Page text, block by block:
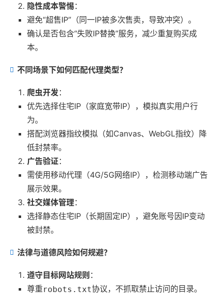
隐性成本警惕 ：
避免“超售IP”（同一IP被多次售卖，导致冲突）。
确认是否包含“失败IP替换”服务，减少重复购买成
本。
不同场景下如何匹配代理类型？
爬虫开发：
优先选择住宅IP（家庭宽带IP），模拟真实用户行
为。
搭配浏览器指纹模拟（如Canvas、WebGL指纹）降
低封禁率。
广告验证：
需使用移动代理（4G/5G网络IP），检测移动端广告
展示效果。
社交媒体管理 ：
选择静态住宅IP（长期固定IP），避免账号因IP变动
被封禁。
法律与道德风险如何规避？
遵守目标网站规则 ：
尊重robots.txt协议，不抓取禁止访问的目录。